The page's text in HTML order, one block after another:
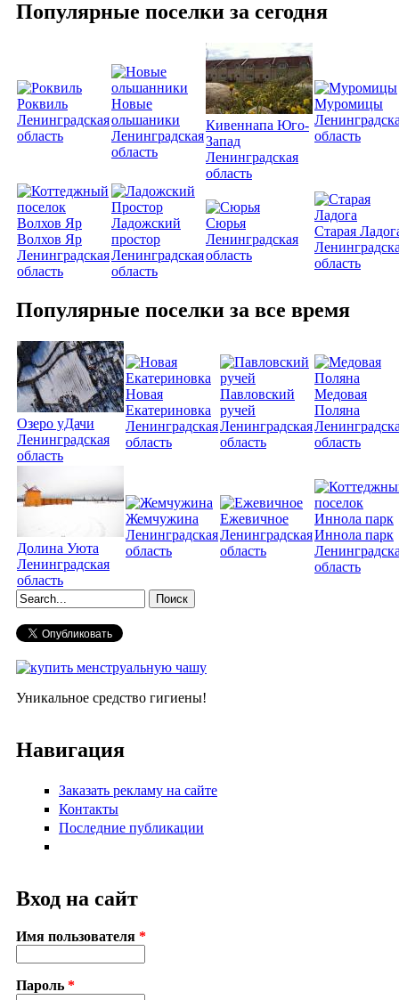
Популярные поселки за сегодня
Роквиль
Ленинградская
область
Новые
ольшаники
Ленинградская
область
Кивеннапа Юго-
Запад
Ленинградская
область
Муромицы
область
Волхов Яр
Ленинградская
область
Ладожский
простор
Ленинградская
область
Сюрья
Ленинградская
область
Старая
область
Популярные поселки за все время
Озеро уДачи
Ленинградская
область
Новая
Екатериновка
Ленинградская
область
Павловский
ручей
Ленинградская
область
Медовая
Поляна
область
Долина Уюта
Ленинградская
область
Жемчужина
Ленинградская
область
Ежевичное
Ленинградская
область
Иннола парк
область
Форма поиска
Уникальное средство гигиены!
Навигация
Заказать рекламу на сайте
Контакты
Последние публикации
Вход на сайт
Имя пользователя *
Пароль *